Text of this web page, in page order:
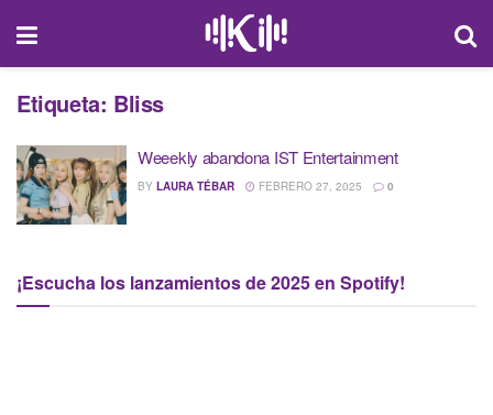
Etiqueta: Bliss
Weeekly abandona IST Entertainment
BY LAURA TÉBAR FEBRERO 27, 2025 0
¡Escucha los lanzamientos de 2025 en Spotify!